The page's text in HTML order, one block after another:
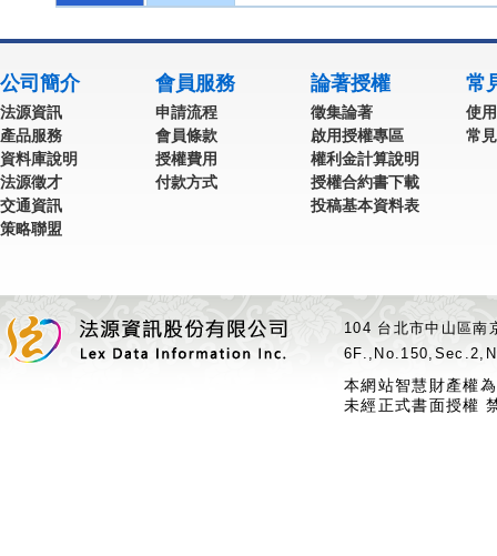
公司簡介
法源資訊
產品服務
資料庫說明
法源徵才
交通資訊
策略聯盟
會員服務
申請流程
會員條款
授權費用
付款方式
論著授權
徵集論著
啟用授權專區
權利金計算說明
授權合約書下載
投稿基本資料表
常
使
常
104 台北市中山區
本網站智慧財產權
未經正式書面授權